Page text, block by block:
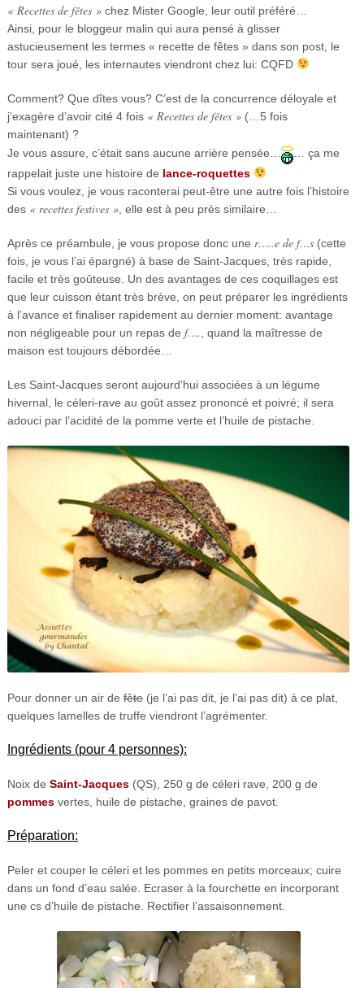
« Recettes de fêtes »chez Mister Google, leur outil préféré…
Ainsi, pour le bloggeur malin qui aura pensé à glisser
astucieusement les termes « recette de fêtes » dans son post, le
tour sera joué, les internautes viendront chez lui: CQFD
Comment? Que dîtes vous? C’est de la concurrence déloyale et
j’exagère d’avoir cité 4 fois « Recettes de fêtes »(…5 fois
maintenant) ?
Je vous assure, c’était sans aucune arrière pensée…
… ça me
rappelait juste une histoire de lance-roquettes
Si vous voulez, je vous raconterai peut-être une autre fois l’histoire
des « recettes festives », elle est à peu près similaire…
Après ce préambule, je vous propose donc une r…..e de f…s(cette
fois, je vous l’ai épargné) à base de Saint-Jacques, très rapide,
facile et très goûteuse. Un des avantages de ces coquillages est
que leur cuisson étant très brève, on peut préparer les ingrédients
à l’avance et finaliser rapidement au dernier moment: avantage
non négligeable pour un repas de f….
, quand la maîtresse de
maison est toujours débordée…
Les Saint-Jacques seront aujourd’hui associées à un légume
hivernal, le céleri-rave au goût assez prononcé et poivré; il sera
adouci par l’acidité de la pomme verte et l’huile de pistache.
Pour donner un air de fête(je l’ai pas dit, je l’ai pas dit) à ce plat,
quelques lamelles de truffe viendront l’agrémenter.
Ingrédients (pour 4 personnes):
Noix de Saint-Jacques(QS), 250 g de céleri rave, 200 g de
pommesvertes, huile de pistache, graines de pavot.
Préparation:
Peler et couper le céleri et les pommes en petits morceaux; cuire
dans un fond d’eau salée. Ecraser à la fourchette en incorporant
une cs d’huile de pistache. Rectifier l’assaisonnement.